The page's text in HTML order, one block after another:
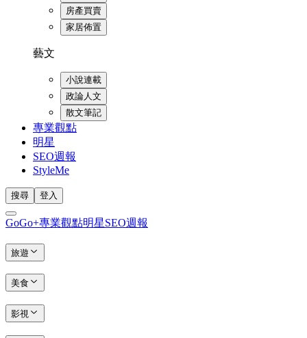
房產買賣
家居佈置
藝文
小說連載
政論人文
散文筆記
專業觀點
明星
SEO週報
StyleMe
搜尋 登入
GoGo+專業觀點明星SEO週報
旅遊
美食
影視